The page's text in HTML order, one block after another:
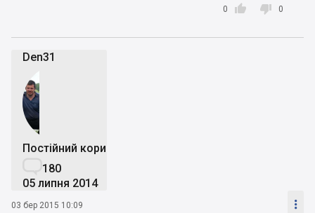

0  0
Den31
Постійний користувач
180
05 липня 2014
03 бер 2015 10:09 